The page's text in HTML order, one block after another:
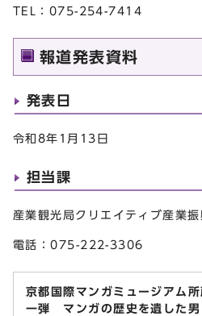
TEL：075-254-7414
報道発表資料
発表日
令和8年1月13日
担当課
産業観光局クリエイティブ産業振
電話：075-222-3306
京都国際マンガミュージアム
一弾 マンガの歴史を遺した男